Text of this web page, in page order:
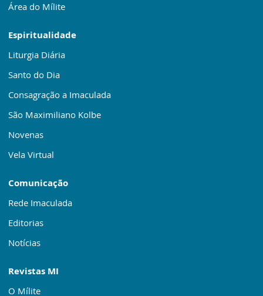
Área do Mílite
Espiritualidade
Liturgia Diária
Santo do Dia
Consagração a Imaculada
São Maximiliano Kolbe
Novenas
Vela Virtual
Comunicação
Rede Imaculada
Editorias
Notícias
Revistas MI
O Mílite